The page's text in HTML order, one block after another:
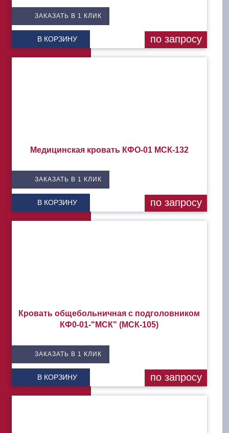
ЗАКАЗАТЬ В 1 КЛИК
В КОРЗИНУ по запросу
Медицинская кровать КФО-01 МСК-132
ЗАКАЗАТЬ В 1 КЛИК
В КОРЗИНУ по запросу
Кровать общебольничная с подголовником
КФ0-01-"МСК" (МСК-105)
ЗАКАЗАТЬ В 1 КЛИК
В КОРЗИНУ по запросу